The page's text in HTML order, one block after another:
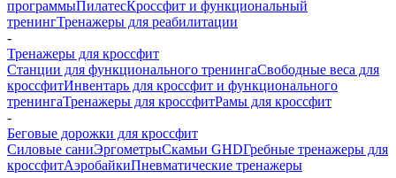
программыПилатесКроссфит и функциональный
тренингТренажеры для реабилитации
-
Тренажеры для кроссфит
Станции для функционального тренингаСвободные веса для
кроссфитИнвентарь для кроссфит и функционального
тренингаТренажеры для кроссфитРамы для кроссфит
-
Беговые дорожки для кроссфит
Силовые саниЭргометрыСкамьи GHDГребные тренажеры для
кроссфитАэробайкиПневматические тренажеры